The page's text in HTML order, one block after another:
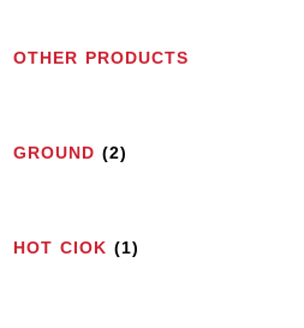
OTHER PRODUCTS
GROUND (2)
HOT CIOK (1)